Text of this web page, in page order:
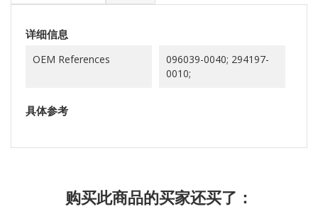
详细信息
OEM References
096039-0040; 294197-
0010;
具体参考
购买此商品的买家还买了：